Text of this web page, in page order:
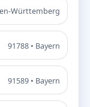
Württemberg
91788 • Bayern
91589 • Bayern